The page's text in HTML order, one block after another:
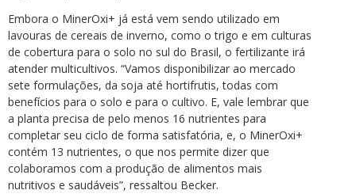
Embora o MinerOxi+ já está vem sendo utilizado em
lavouras de cereais de inverno, como o trigo e em culturas
de cobertura para o solo no sul do Brasil, o fertilizante irá
atender multicultivos. “Vamos disponibilizar ao mercado
sete formulações, da soja até hortifrutis, todas com
benefícios para o solo e para o cultivo. E, vale lembrar que
a planta precisa de pelo menos 16 nutrientes para
completar seu ciclo de forma satisfatória, e, o MinerOxi+
contém 13 nutrientes, o que nos permite dizer que
colaboramos com a produção de alimentos mais
nutritivos e saudáveis”, ressaltou Becker.